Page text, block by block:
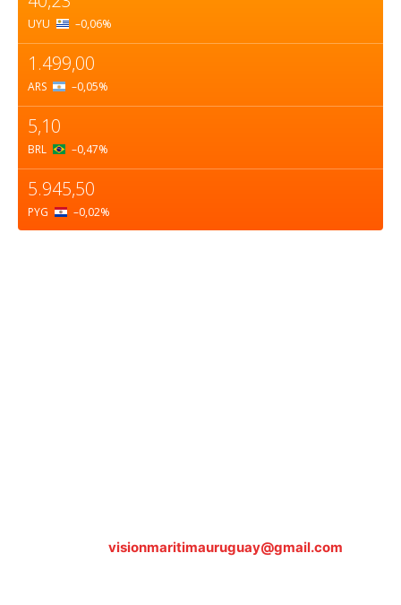
UYU –0,06%
1.499,00
ARS –0,05%
5,10
BRL –0,47%
5.945,50
PYG –0,02%
visionmaritimauruguay@gmail.com